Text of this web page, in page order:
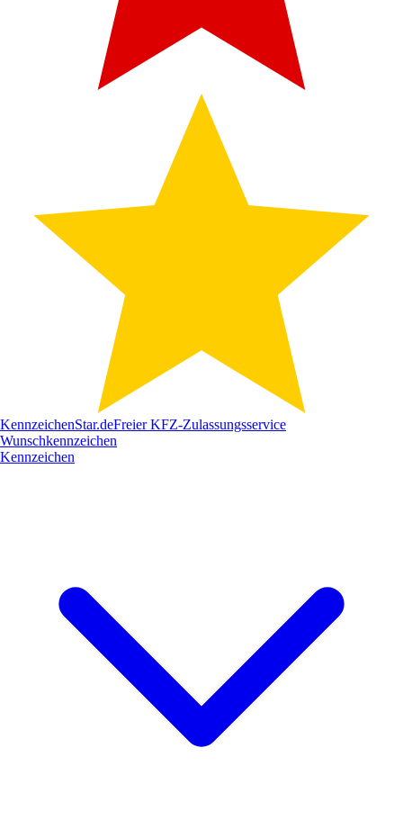
KennzeichenStar.deFreier KFZ-Zulassungsservice
Wunschkennzeichen
Kennzeichen